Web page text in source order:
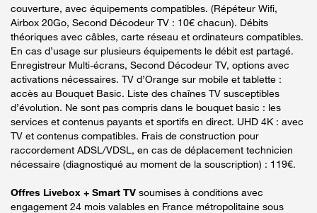
couverture, avec équipements compatibles. (Répéteur Wifi,
Airbox 20Go, Second Décodeur TV : 10€ chacun). Débits
théoriques avec câbles, carte réseau et ordinateurs compatibles.
En cas d’usage sur plusieurs équipements le débit est partagé.
Enregistreur Multi-écrans, Second Décodeur TV, options avec
activations nécessaires. TV d’Orange sur mobile et tablette :
accès au Bouquet Basic. Liste des chaînes TV susceptibles
d’évolution. Ne sont pas compris dans le bouquet basic : les
services et contenus payants et sportifs en direct. UHD 4K : avec
TV et contenus compatibles. Frais de construction pour
raccordement ADSL/VDSL, en cas de déplacement technicien
nécessaire (diagnostiqué au moment de la souscription) : 119€.
Offres Livebox + Smart TV soumises à conditions avec
engagement 24 mois valables en France métropolitaine sous